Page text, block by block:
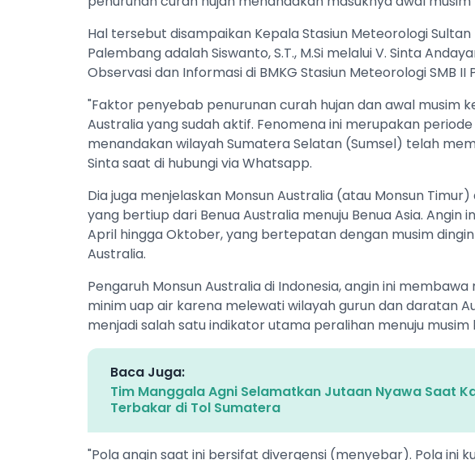
Hal tersebut disampaikan Kepala Stasiun Meteorologi Sultan
Palembang adalah Siswanto, S.T., M.Si melalui V. Sinta
Observasi dan Informasi di BMKG Stasiun Meteorologi SMB II
"Faktor penyebab penurunan curah hujan dan awal musim
Australia yang sudah aktif. Fenomena ini merupakan
menandakan wilayah Sumatera Selatan (Sumsel) telah
Sinta saat di hubungi via Whatsapp.
Dia juga menjelaskan Monsun Australia (atau Monsun
yang bertiup dari Benua Australia menuju Benua Asia. Angin
April hingga Oktober, yang bertepatan dengan musim
Australia.
Pengaruh Monsun Australia di Indonesia, angin ini
minim uap air karena melewati wilayah gurun dan daratan
menjadi salah satu indikator utama peralihan menuju musim
Baca Juga:
Tim Manggala Agni Selamatkan Jutaan Nyawa Saat
Terbakar di Tol Sumatera
"​Pola angin saat ini bersifat divergensi (menyebar). Pola ini